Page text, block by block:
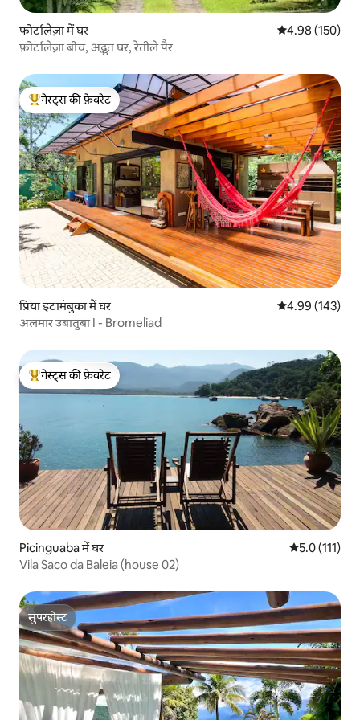
फोर्टालेज़ा में घर औसत रेटिंग 5 में से
4.98 (150)
फ़ोर्टालेज़ा बीच, अद्भुत घर, रेतीले पैर
गेस्ट्स का टॉप फ़ेवरेट
गेस्ट्स की फ़ेवरेट
प्रिया इटामंबुका में घर औसत रेटिंग 5 में से
4.99 (143)
अलमार उबातुबा I - Bromeliad
गेस्ट्स का टॉप फ़ेवरेट
गेस्ट्स की फ़ेवरेट
Picinguaba में घर औसत रेटिंग 5 में
5.0 (111)
Vila Saco da Baleia (house 02)
सुपरहोस्ट
सुपरहोस्ट